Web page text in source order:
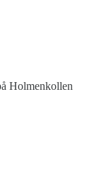
Holmenkollen